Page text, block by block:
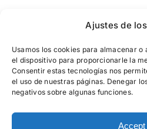
Ajustes de
Usamos los cookies para almacenar
el dispositivo para proporcionarle la
Consentir estas tecnologías nos
el uso de nuestras páginas. Denegar
negativos sobre algunas funciones.
Accept